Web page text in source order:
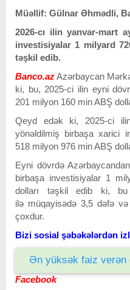
Müəllif: Gülnar Əhmədli,
2026-cı ilin yanvar-mart
investisiyalar 1 milyard
təşkil edib.
Banco.azAzərbaycan
ki, bu, 2025-ci ilin eyni
201 milyon 160 min ABŞ
Qeyd edək ki, 2025-ci
yönəldilmiş birbaşa xarici
518 milyon 976 min ABŞ
Eyni dövrdə
birbaşa investisiyalar 1
dolları təşkil edib ki,
ilə müqayisədə 3,5 dəfə
çoxdur.
Bizi sosial şəbəkələrdən
Ən yüksək faiz verən
Facebook